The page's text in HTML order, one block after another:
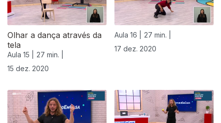
Olhar a dança através da
tela
Aula 15 |
27 min. |
15 dez. 2020
Aula 16 |
27 min. |
17 dez. 2020